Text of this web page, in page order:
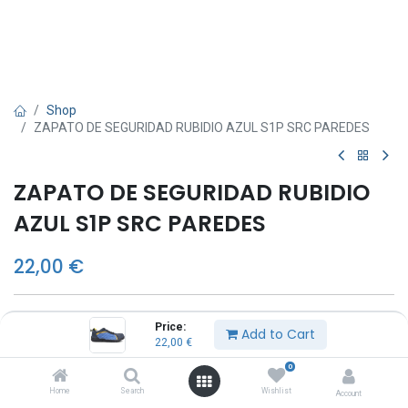
Price:
22,00 € Add to Cart
Home Search
0
Wishlist Account
Shop
ZAPATO DE SEGURIDAD RUBIDIO AZUL S1P SRC PAREDES
ZAPATO DE SEGURIDAD RUBIDIO
AZUL S1P SRC PAREDES
22,00 €